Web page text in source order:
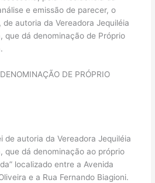
e emissão de parecer, o
de autoria da Vereadora Jequiléia
que dá denominação de Próprio
DE PRÓPRIO
de autoria da Vereadora Jequiléia
que dá denominação ao próprio
localizado entre a Avenida
e a Rua Fernando Biagioni.